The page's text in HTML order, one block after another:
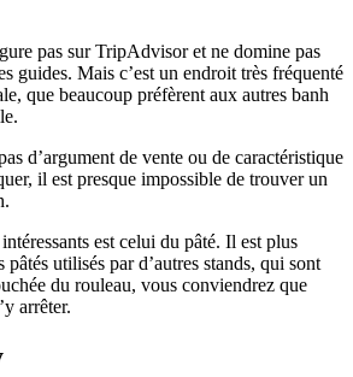
pas sur TripAdvisor et ne domine pas
guides. Mais c’est un endroit très fréquenté
que beaucoup préfèrent aux autres banh
d’argument de vente ou de caractéristique
il est presque impossible de trouver un
est celui du pâté. Il est plus
utilisés par d’autres stands, qui sont
du rouleau, vous conviendrez que
arrêter.